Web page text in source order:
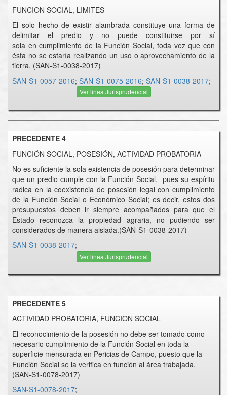
FUNCION SOCIAL, LIMITES
El solo hecho de existir alambrada constituye una forma de
delimitar el predio y no puede constituirse por sí
sola en cumplimiento de la Función Social, toda vez que con
ésta no se estaría realizando un uso o aprovechamiento de la
tierra. (SAN-S1-0038-2017)
SAN-S1-0057-2016; SAN-S1-0075-2016; SAN-S1-0038-2017;
Ver linea Jurisprudencial
PRECEDENTE 4
FUNCIÓN SOCIAL, POSESIÓN, ACTIVIDAD PROBATORIA
No es suficiente la sola existencia de posesión para determinar
que un predio cumple con la Función Social, pues su espíritu
radica en la coexistencia de posesión legal con cumplimiento
de la Función Social o Económico Social; es decir, estos dos
presupuestos deben ir siempre acompañados para que el
Estado reconozca la propiedad agraria, no pudiendo ser
considerados de manera aislada.(SAN-S1-0038-2017)
SAN-S1-0038-2017;
Ver linea Jurisprudencial
PRECEDENTE 5
ACTIVIDAD PROBATORIA, FUNCION SOCIAL
El reconocimiento de la posesión no debe ser tomado como
necesario cumplimiento de la Función Social en toda la
superficie mensurada en Pericias de Campo, puesto que la
Función Social se la verifica en función al área trabajada.
(SAN-S1-0078-2017)
SAN-S1-0078-2017;